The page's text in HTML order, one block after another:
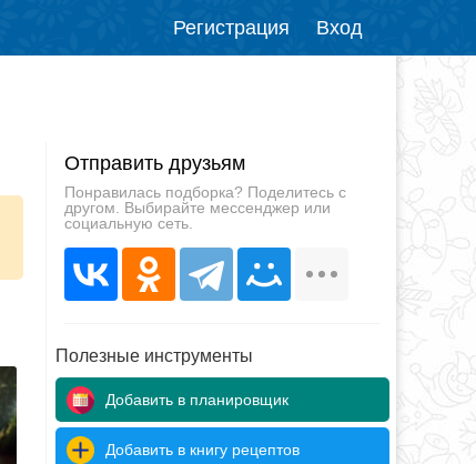
Регистрация Вход
Отправить друзьям
Понравилась подборка? Поделитесь с
другом. Выбирайте мессенджер или
социальную сеть.
Полезные инструменты
Добавить в планировщик
Добавить в книгу рецептов